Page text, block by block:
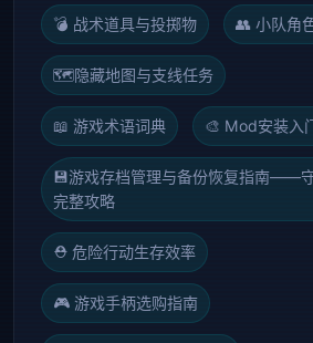
💣 战术道具与投掷物 👥 小队角
🗺️隐藏地图与支线任务
📖 游戏术语词典 🎨 Mod安装入
💾游戏存档管理与备份恢复指南——
完整攻略
⛑️ 危险行动生存效率
🎮 游戏手柄选购指南